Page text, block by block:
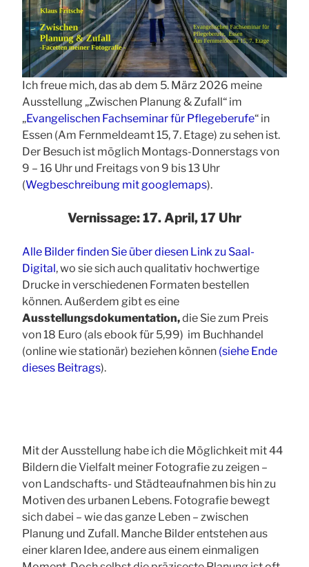
Ich freue mich, das ab dem 5. März 2026 meine
Ausstellung „Zwischen Planung & Zufall“ im
„Evangelischen Fachseminar für Pflegeberufe“ in
Essen (Am Fernmeldeamt 15, 7. Etage) zu sehen ist.
Der Besuch ist möglich Montags-Donnerstags von
9 – 16 Uhr und Freitags von 9 bis 13 Uhr
(Wegbeschreibung mit googlemaps).
Vernissage: 17. April, 17 Uhr
Alle Bilder finden Sie über diesen Link zu Saal-
Digital, wo sie sich auch qualitativ hochwertige
Drucke in verschiedenen Formaten bestellen
können. Außerdem gibt es eine
Ausstellungsdokumentation,die Sie zum Preis
von 18 Euro (als ebook für 5,99) im Buchhandel
(online wie stationär) beziehen können (siehe Ende
dieses Beitrags).
Mit der Ausstellung habe ich die Möglichkeit mit 44
Bildern die Vielfalt meiner Fotografie zu zeigen –
von Landschafts- und Städteaufnahmen bis hin zu
Motiven des urbanen Lebens. Fotografie bewegt
sich dabei – wie das ganze Leben – zwischen
Planung und Zufall. Manche Bilder entstehen aus
einer klaren Idee, andere aus einem einmaligen